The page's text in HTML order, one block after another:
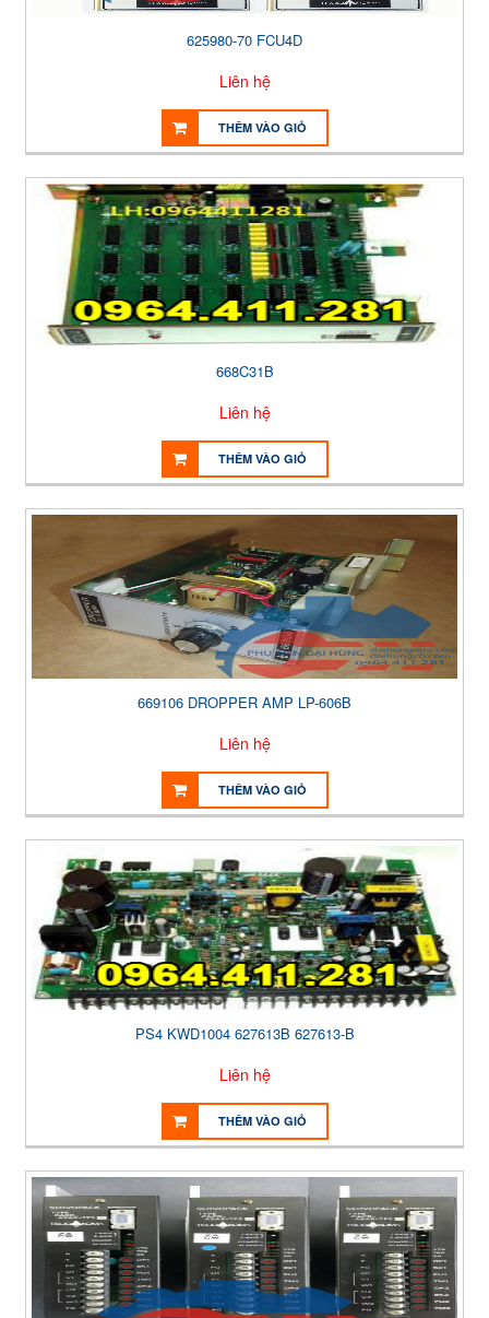
625980-70 FCU4D
Liên hệ
THÊM VÀO GIỎ
668C31B
Liên hệ
THÊM VÀO GIỎ
669106 DROPPER AMP LP-606B
Liên hệ
THÊM VÀO GIỎ
PS4 KWD1004 627613B 627613-B
Liên hệ
THÊM VÀO GIỎ